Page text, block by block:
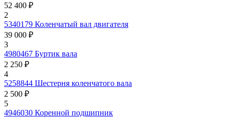
52 400 ₽
2
5340179 Коленчатый вал двигателя
39 000 ₽
3
4980467 Буртик вала
2 250 ₽
4
5258844 Шестерня коленчатого вала
2 500 ₽
5
4946030 Коренной подшипник